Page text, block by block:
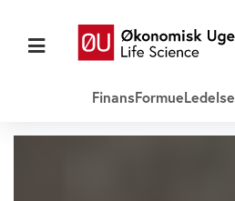
FinansFormueLedelse